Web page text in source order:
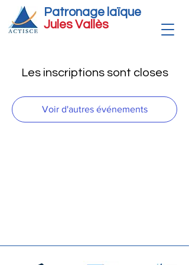
Patronage laïque
Jules Vallès
Les inscriptions sont closes
Voir d'autres événements